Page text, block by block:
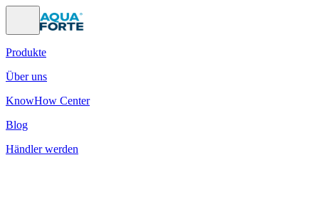
Produkte
Über uns
KnowHow Center
Blog
Händler werden